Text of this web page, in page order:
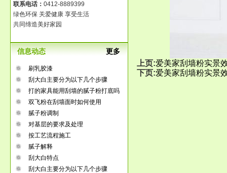
联系电话： 0412-8889399
绿色环保 关爱健康 享受生活
共同缔造美好家园
更多
信息动态
刷乳胶漆
刮大白主要分为以下几个步骤
打的家具能用刮墙的腻子粉打底吗
双飞粉在刮墙面时如何使用
腻子粉调制
对基层的要求及处理
按工艺流程施工
腻子解释
刮大白特点
刮大白主要分为以下几个步骤
上页:爱美家刮墙粉实景
下页:爱美家刮墙粉实景